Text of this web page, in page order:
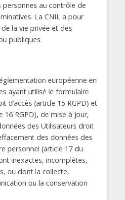
au contrôle de
La CNIL a pour
la vie privée et des
publiques.
européenne en
ayant utilisé le formulaire
d’accès (article 15 RGPD) et
16 RGPD), de mise à jour,
des Utilisateurs droit
des données des
personnel (article 17 du
inexactes, incomplètes,
ou dont la collecte,
ou la conservation